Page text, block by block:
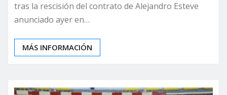
tras la rescisión del contrato de Alejandro Esteve
anunciado ayer en…
MÁS INFORMACIÓN